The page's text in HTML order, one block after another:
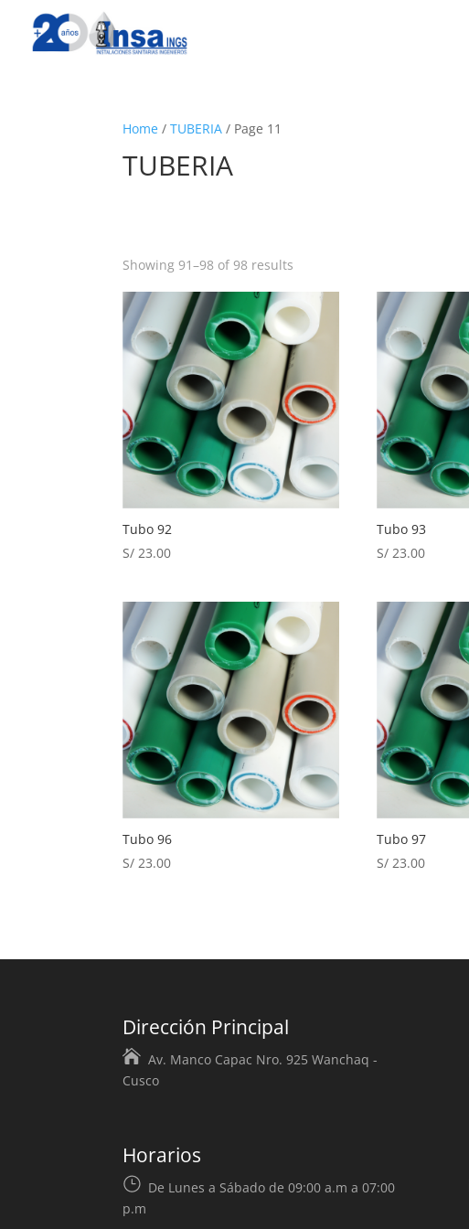
Home /TUBERIA / Page 11
TUBERIA
Showing 91–98 of 98 results
Tubo 92
S/ 23.00
Tubo 93
S/ 23.00
Tubo 96
S/ 23.00
Tubo 97
S/ 23.00
Dirección Principal
Av. Manco Capac Nro. 925 Wanchaq -
Cusco
Horarios
De Lunes a Sábado de 09:00 a.m a 07:00
p.m